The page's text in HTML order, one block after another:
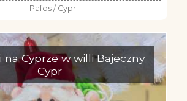
Pafos / Cypr
na Cyprze w willi Bajeczny
Cypr